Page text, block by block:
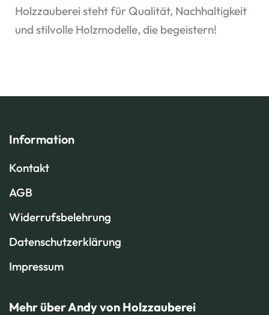
Holzzauberei steht für Qualität, Nachhaltigkeit
und stilvolle Holzmodelle, die begeistern!
Information
Kontakt
AGB
Widerrufsbelehrung
Datenschutzerklärung
Impressum
Mehr über Andy von Holzzauberei